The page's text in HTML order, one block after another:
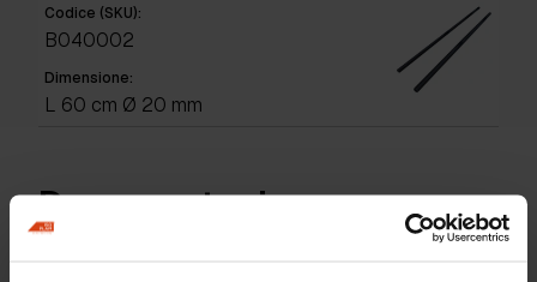
Codice (SKU):
B040002
Dimensione:
L 60 cm Ø 20 mm
Documentazione